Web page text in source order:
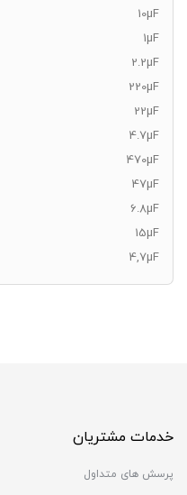
10µF
1µF
2.2µF
220µF
22µF
4.7µF
470µF
47µF
6.8µF
15µF
4,7µF
خدمات مشتریان
پرسش های متداول